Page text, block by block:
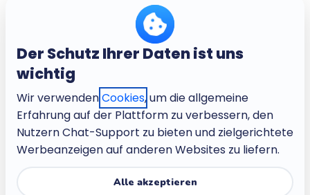
Der Schutz Ihrer Daten ist uns
wichtig
Wir verwendenCookies, um die allgemeine
Erfahrung auf der Plattform zu verbessern, den
Nutzern Chat-Support zu bieten und zielgerichtete
Werbeanzeigen auf anderen Websites zu liefern.
Alle akzeptieren
Über
Unternehmung
Stellenangebote
Geschäftsbedingungen
Kinderfreundliche Datenschutzbestimmungen